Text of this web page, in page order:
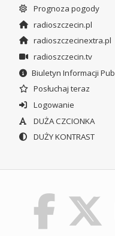
Prognoza pogody
radioszczecin.pl
radioszczecinextra.pl
radioszczecin.tv
Biuletyn Informacji
Posłuchaj teraz
Logowanie
DUŻA CZCIONKA
DUŻY KONTRAST